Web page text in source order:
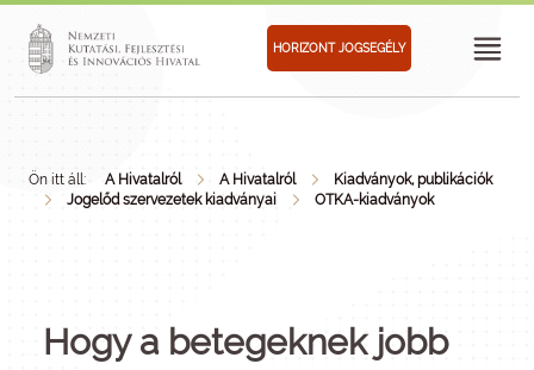
HORIZONT JOGSEGÉLY
Ön itt áll: A Hivatalról A Hivatalról
Kiadványok, publikációk
Jogelőd szervezetek kiadványai
OTKA-kiadványok
Hogy a betegeknek jobb